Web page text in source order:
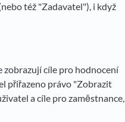
též "Zadavatel"), i když
zobrazují cíle pro hodnocení
přiřazeno právo "Zobrazit
a cíle pro zaměstnance,